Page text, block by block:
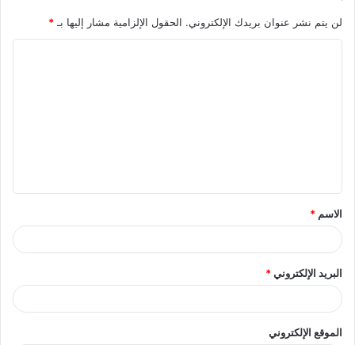
لن يتم نشر عنوان بريدك الإلكتروني. الحقول الإلزامية مشار إليها بـ *
ق
*
الاسم *
البريد الإلكتروني*
الموقع الإلكتروني